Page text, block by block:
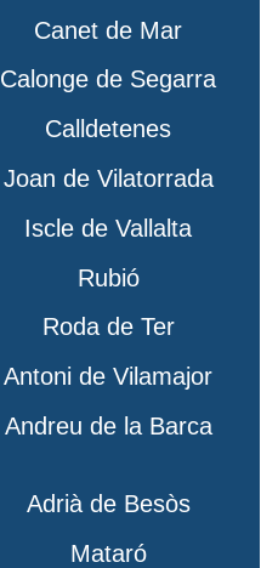
Canet de Mar
Calonge de Segarra
Calldetenes
Joan de Vilatorrada
Iscle de Vallalta
Rubió
Roda de Ter
Antoni de Vilamajor
Andreu de la Barca
Adrià de Besòs
Mataró